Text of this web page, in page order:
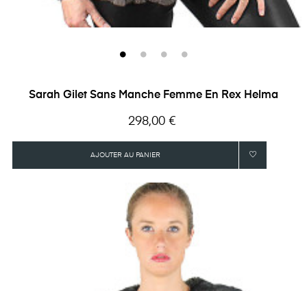
Sarah Gilet Sans Manche Femme En Rex Helma
Prix
298,00 €
AJOUTER AU PANIER